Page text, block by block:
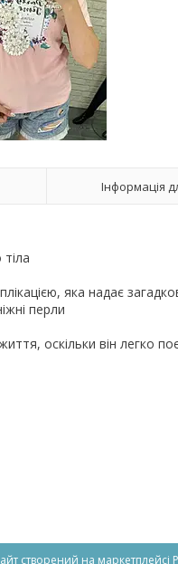
Інформація
тіла
яка надає
перли
оскільки він легко
створений на маркетплейсі